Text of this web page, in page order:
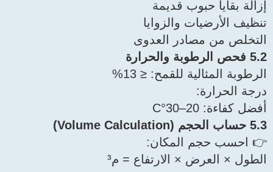
إزالة بقايا حبوب قديمة
تنظيف الأرضيات والزوايا
التخلص من مصادر العدوى
5.2 فحص الرطوبة والحرارة
الرطوبة المثالية للقمح: ≤ 13%
درجة الحرارة:
أفضل كفاءة: 20–30°C
5.3 حساب الحجم (Volume Calculation)
👉 احسب حجم المكان:
الطول × العرض × الارتفاع = م³